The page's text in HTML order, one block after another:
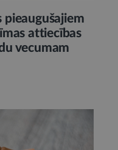
pieaugušajiem
attiecības
vecumam